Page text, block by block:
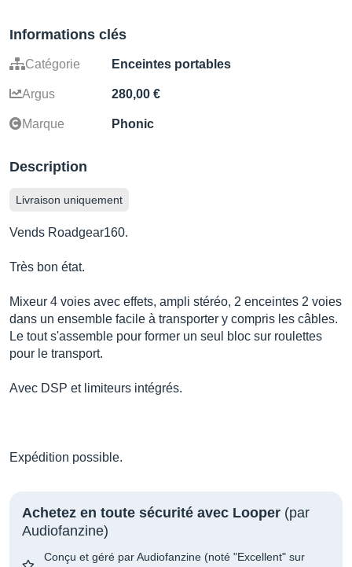
Informations clés
Catégorie Enceintes portables
Argus 280,00 €
Marque Phonic
Description
Livraison uniquement
Vends Roadgear160.
Très bon état.
Mixeur 4 voies avec effets, ampli stéréo, 2 enceintes 2 voies
dans un ensemble facile à transporter y compris les câbles.
Le tout s'assemble pour former un seul bloc sur roulettes
pour le transport.
Avec DSP et limiteurs intégrés.
Expédition possible.
Achetez en toute sécurité avec Looper (par
Audiofanzine)
Conçu et géré par Audiofanzine (noté "Excellent" sur